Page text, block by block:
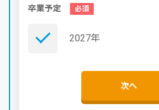
卒業予定
2027年
次へ